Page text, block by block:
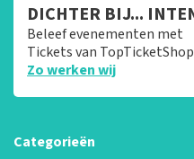
DICHTER BIJ...
Beleef evenementen met
Tickets van
Zo werken wij
Categorieën